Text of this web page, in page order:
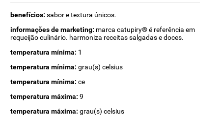
benefícios: sabor e textura únicos.
informações de marketing: marca catupiry® é referência em
requeijão culinário. harmoniza receitas salgadas e doces.
temperatura mínima: 1
temperatura mínima: grau(s) celsius
temperatura mínima: ce
temperatura máxima: 9
temperatura máxima: grau(s) celsius